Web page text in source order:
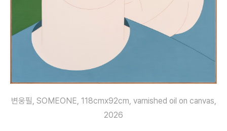
변웅필, SOMEONE, 118cmx92cm, varnished oil on canvas,
2026